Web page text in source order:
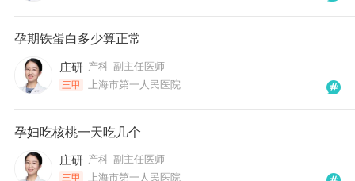
孕期铁蛋白多少算正常
庄研 产科 副主任医师
三甲 上海市第一人民医院
孕妇吃核桃一天吃几个
庄研 产科 副主任医师
三甲 上海市第一人民医院